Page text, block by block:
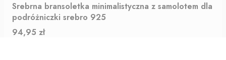
Srebrna bransoletka minimalistyczna z samolotem dla
podróżniczki srebro 925
Cena
94,95 zł